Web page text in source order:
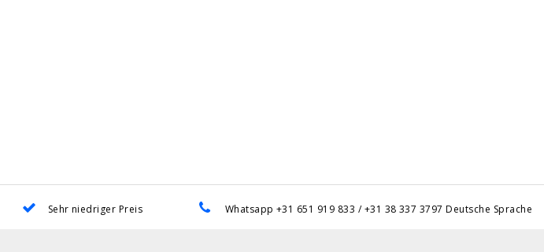
Sehr niedriger Preis Whatsapp +31 651 919 833 / +31 38 337 3797 Deutsche Sprache